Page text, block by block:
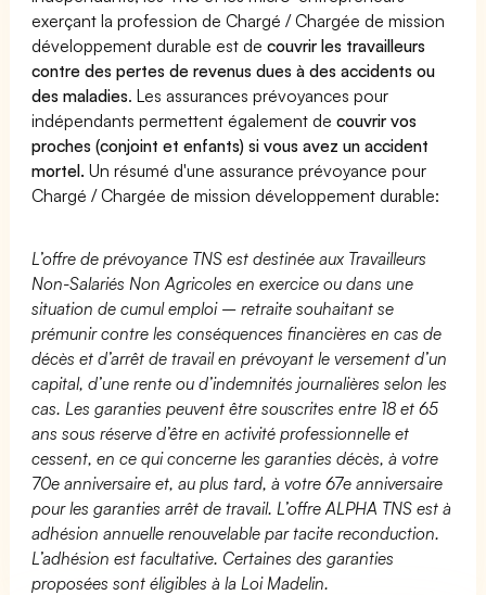
exerçant la profession de Chargé / Chargée de mission
développement durable est decouvrir les travailleurs
contre des pertes de revenus dues à des accidents ou
des maladies. Les assurances prévoyances pour
indépendants permettent également decouvrir vos
proches (conjoint et enfants) si vous avez un accident
mortel. Un résumé d'une assurance prévoyance pour
Chargé / Chargée de mission développement durable:
L’offre de prévoyance TNS est destinée aux Travailleurs
Non-Salariés Non Agricoles en exercice ou dans une
situation de cumul emploi – retraite souhaitant se
prémunir contre les conséquences financières en cas de
décès et d’arrêt de travail en prévoyant le versement d’un
capital, d’une rente ou d’indemnités journalières selon les
cas. Les garanties peuvent être souscrites entre 18 et 65
ans sous réserve d’être en activité professionnelle et
cessent, en ce qui concerne les garanties décès, à votre
70e anniversaire et, au plus tard, à votre 67e anniversaire
pour les garanties arrêt de travail. L’offre ALPHA TNS est à
adhésion annuelle renouvelable par tacite reconduction.
L’adhésion est facultative. Certaines des garanties
proposées sont éligibles à la Loi Madelin.